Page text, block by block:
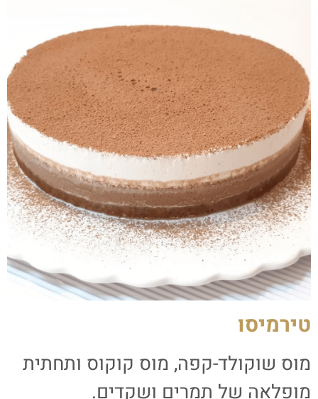
טירמיסו
מוס שוקולד-קפה, מוס קוקוס ותחתית
מופלאה של תמרים ושקדים.